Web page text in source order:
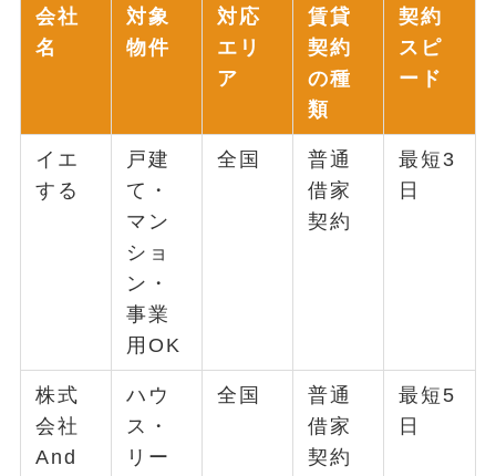
会社
名
対象
物件
対応
エリ
ア
賃貸
契約
の種
類
契約
スピ
ード
イエ
する
戸建
て・
マン
ショ
ン・
事業
用OK
全国
普通
借家
契約
最短3
日
株式
会社
And
ハウ
ス・
リー
全国
普通
借家
契約
最短5
日